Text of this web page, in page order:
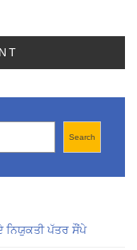
Search
ਨਿਯੁਕਤੀ ਪੱਤਰ ਸੌਂਪੇ